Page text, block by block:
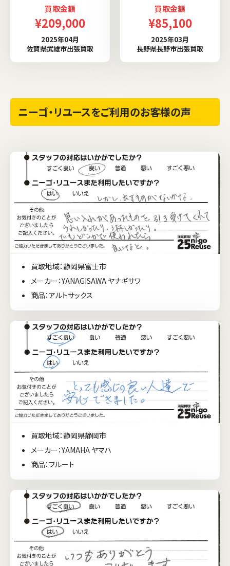
買取金額
¥209,000
2025年04月
佐賀県武雄市出張買取
買取金額
¥85,100
2025年03月
長野県長野市出張買取
ニーゴ・リユースをご利用のお客様の声
買取地域：静岡県富士市
メーカー：YANAGISAWA ヤナギサワ
商品：アルトサックス
買取地域：静岡県静岡市
メーカー：YAMAHA ヤマハ
商品：フルート